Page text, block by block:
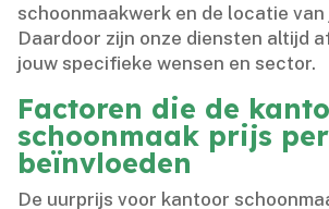
schoonmaakwerk en de locatie van
Daardoor zijn onze diensten altijd
jouw specifieke wensen en sector.​
Factoren die de
schoonmaak prijs
beïnvloeden
De uurprijs voor kantoor